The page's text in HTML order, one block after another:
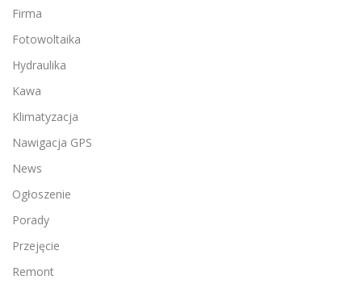
Firma
Fotowoltaika
Hydraulika
Kawa
Klimatyzacja
Nawigacja GPS
News
Ogłoszenie
Porady
Przejęcie
Remont